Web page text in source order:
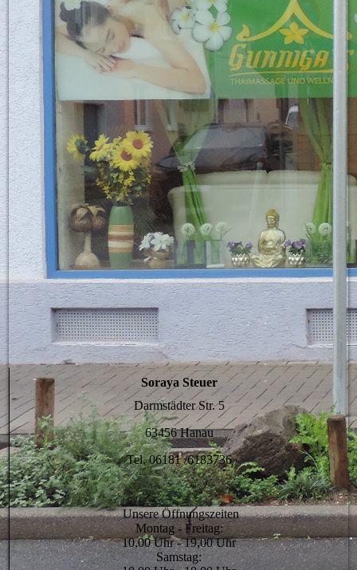
Lampe
Soraya Steuer
Darmstädter Str. 5
63456 Hanau
Tel. 06181 /6183736
Unsere Öffnungszeiten
Montag - Freitag:
10,00 Uhr - 19,00 Uhr
Samstag: